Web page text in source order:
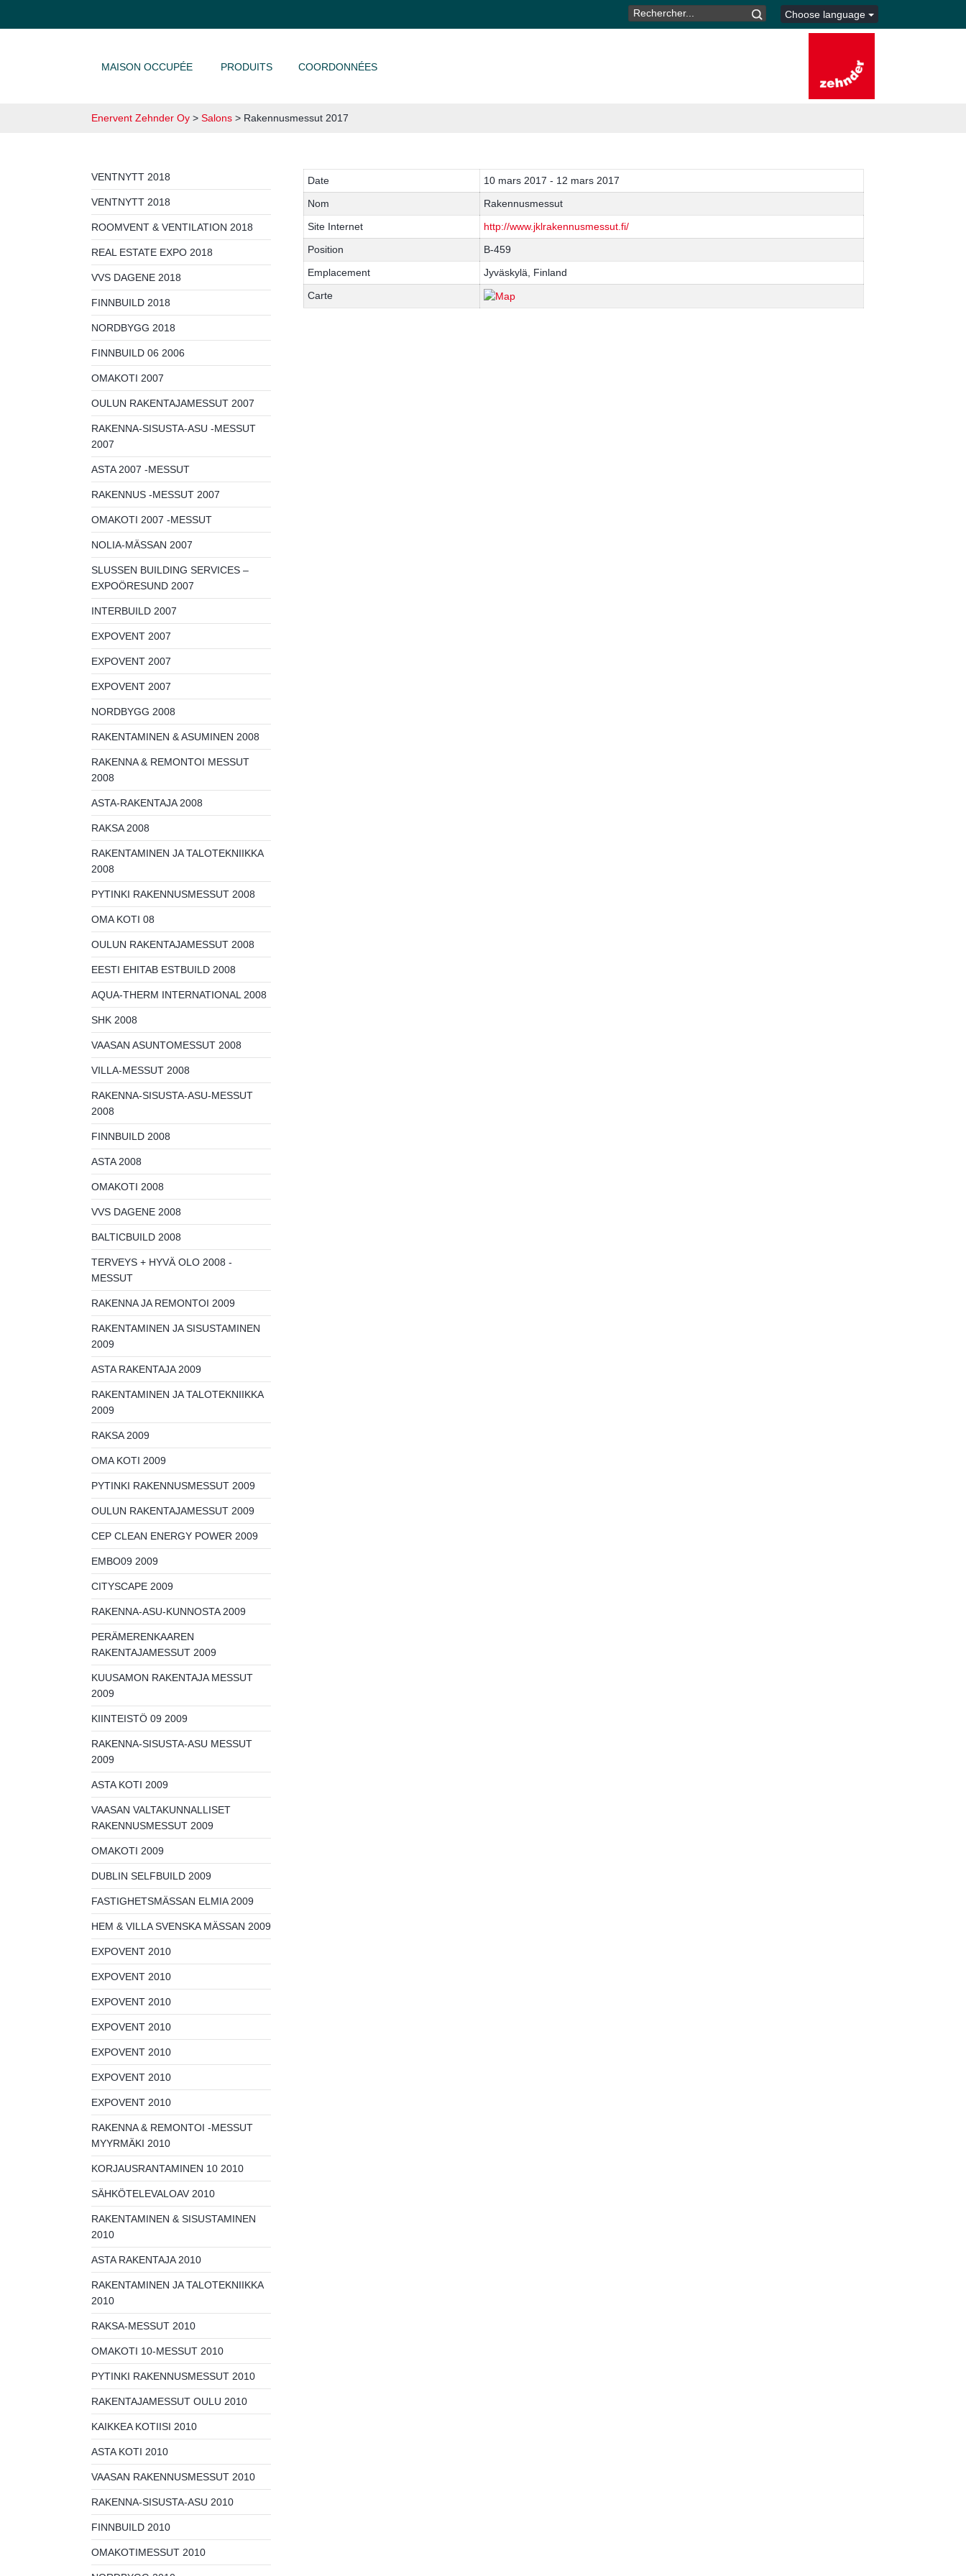
RECHERCHER : Choose language
MAISON OCCUPÉE PRODUITS COORDONNÉES
Enervent Zehnder Oy > Salons > Rakennusmessut 2017
VENTNYTT 2018
VENTNYTT 2018
ROOMVENT & VENTILATION 2018
REAL ESTATE EXPO 2018
VVS DAGENE 2018
FINNBUILD 2018
NORDBYGG 2018
FINNBUILD 06 2006
OMAKOTI 2007
OULUN RAKENTAJAMESSUT 2007
RAKENNA-SISUSTA-ASU -MESSUT
2007
ASTA 2007 -MESSUT
RAKENNUS -MESSUT 2007
OMAKOTI 2007 -MESSUT
NOLIA-MÄSSAN 2007
SLUSSEN BUILDING SERVICES –
EXPOÖRESUND 2007
INTERBUILD 2007
EXPOVENT 2007
EXPOVENT 2007
EXPOVENT 2007
NORDBYGG 2008
RAKENTAMINEN & ASUMINEN 2008
RAKENNA & REMONTOI MESSUT
2008
ASTA-RAKENTAJA 2008
RAKSA 2008
RAKENTAMINEN JA TALOTEKNIIKKA
2008
PYTINKI RAKENNUSMESSUT 2008
OMA KOTI 08
OULUN RAKENTAJAMESSUT 2008
EESTI EHITAB ESTBUILD 2008
AQUA-THERM INTERNATIONAL 2008
SHK 2008
VAASAN ASUNTOMESSUT 2008
VILLA-MESSUT 2008
RAKENNA-SISUSTA-ASU-MESSUT
2008
FINNBUILD 2008
ASTA 2008
OMAKOTI 2008
VVS DAGENE 2008
BALTICBUILD 2008
TERVEYS + HYVÄ OLO 2008 -
MESSUT
RAKENNA JA REMONTOI 2009
RAKENTAMINEN JA SISUSTAMINEN
2009
ASTA RAKENTAJA 2009
RAKENTAMINEN JA TALOTEKNIIKKA
2009
RAKSA 2009
OMA KOTI 2009
PYTINKI RAKENNUSMESSUT 2009
OULUN RAKENTAJAMESSUT 2009
CEP CLEAN ENERGY POWER 2009
EMBO09 2009
CITYSCAPE 2009
RAKENNA-ASU-KUNNOSTA 2009
PERÄMERENKAAREN
RAKENTAJAMESSUT 2009
KUUSAMON RAKENTAJA MESSUT
2009
KIINTEISTÖ 09 2009
RAKENNA-SISUSTA-ASU MESSUT
2009
ASTA KOTI 2009
VAASAN VALTAKUNNALLISET
RAKENNUSMESSUT 2009
OMAKOTI 2009
DUBLIN SELFBUILD 2009
FASTIGHETSMÄSSAN ELMIA 2009
HEM & VILLA SVENSKA MÄSSAN 2009
EXPOVENT 2010
EXPOVENT 2010
EXPOVENT 2010
EXPOVENT 2010
EXPOVENT 2010
EXPOVENT 2010
EXPOVENT 2010
RAKENNA & REMONTOI -MESSUT
MYYRMÄKI 2010
KORJAUSRANTAMINEN 10 2010
SÄHKÖTELEVALOAV 2010
RAKENTAMINEN & SISUSTAMINEN
2010
ASTA RAKENTAJA 2010
RAKENTAMINEN JA TALOTEKNIIKKA
2010
RAKSA-MESSUT 2010
OMAKOTI 10-MESSUT 2010
PYTINKI RAKENNUSMESSUT 2010
RAKENTAJAMESSUT OULU 2010
KAIKKEA KOTIISI 2010
ASTA KOTI 2010
VAASAN RAKENNUSMESSUT 2010
RAKENNA-SISUSTA-ASU 2010
FINNBUILD 2010
OMAKOTIMESSUT 2010
Date
10 mars 2017 - 12 mars 2017
Nom
Rakennusmessut
Site Internet
http://www.jklrakennusmessut.fi/
Position
B-459
Emplacement
Jyväskylä, Finland
Carte